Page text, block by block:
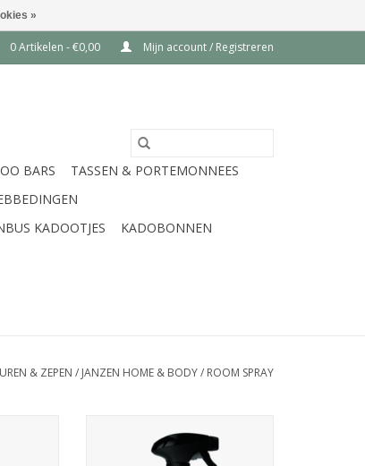
0 Artikelen - €0,00 Mijn account / Registreren
BARS
TASSEN & PORTEMONNEES
KADOOTJES
KADOBONNEN
& ZEPEN / JANZEN HOME & BODY/ ROOM SPRAY
JANZEN
»